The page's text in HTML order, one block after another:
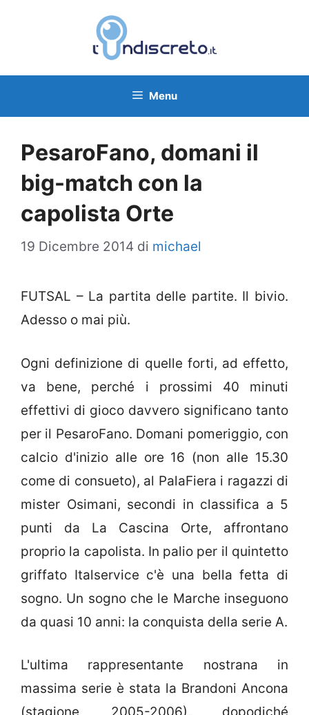
Menu
PesaroFano, domani il
big-match con la
capolista Orte
19 Dicembre 2014 di michael
FUTSAL – La partita delle partite. Il bivio.
Adesso o mai più.
Ogni definizione di quelle forti, ad effetto,
va bene, perché i prossimi 40 minuti
effettivi di gioco davvero significano tanto
per il PesaroFano. Domani pomeriggio, con
calcio d'inizio alle ore 16 (non alle 15.30
come di consueto), al PalaFiera i ragazzi di
mister Osimani, secondi in classifica a 5
punti da La Cascina Orte, affrontano
proprio la capolista. In palio per il quintetto
griffato Italservice c'è una bella fetta di
sogno. Un sogno che le Marche inseguono
da quasi 10 anni: la conquista della serie A.
L'ultima rappresentante nostrana in
massima serie è stata la Brandoni Ancona